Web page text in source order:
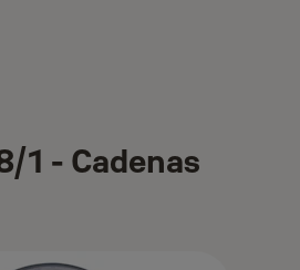
1 - Cadenas